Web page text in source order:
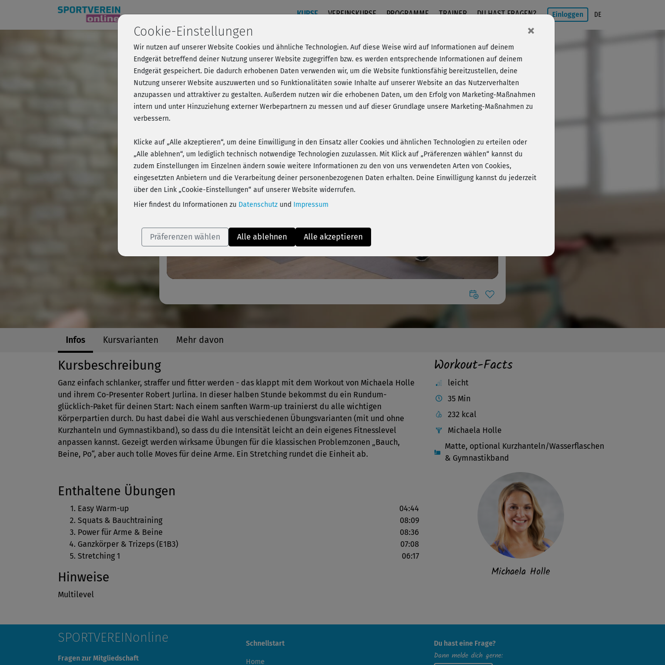
KURSE VEREINSKURSE PROGRAMME TRAINER DU HAST FRAGEN? Einloggen DE
Personal Trainer - Der Einstieg
Play
Video
Kursvorschau - Anmelden und alles trainieren! Einloggen
Infos Kursvarianten Mehr davon
Kursbeschreibung
Ganz einfach schlanker, straffer und fitter werden - das klappt mit dem Workout von Michaela Holle
und ihrem Co-Presenter Robert Jurlina. In dieser halben Stunde bekommst du ein Rundum-
glücklich-Paket für deinen Start: Nach einem sanften Warm-up trainierst du alle wichtigen
Körperpartien durch. Du hast dabei die Wahl aus verschiedenen Übungsvarianten (mit und ohne
Kurzhanteln und Gymnastikband), so dass du die Intensität leicht an dein eigenes Fitnesslevel
anpassen kannst. Gezeigt werden wirksame Übungen für die klassischen Problemzonen „Bauch,
Beine, Po“, aber auch tolle Moves für deine Arme. Ein Stretching rundet die Einheit ab.
Enthaltene Übungen
Easy Warm-up
04:44
Squats & Bauchtraining
08:09
Power für Arme & Beine
08:36
Ganzkörper & Trizeps (E1B3)
07:08
Stretching 1
06:17
Hinweise
Multilevel
Workout-Facts
leicht
35 Min
232 kcal
Michaela Holle
Matte, optional Kurzhanteln/Wasserflaschen
& Gymnastikband
Michaela Holle
SPORTVEREINonline
Fragen zur Mitgliedschaft
Schnellstart
Home
Du hast eine Frage?
Dann melde dich gerne:
Cookie-Einstellungen ×
Wir nutzen auf unserer Website Cookies und ähnliche Technologien. Auf diese Weise wird auf Informationen auf deinem
Endgerät betreffend deiner Nutzung unserer Website zugegriffen bzw. es werden entsprechende Informationen auf deinem
Endgerät gespeichert. Die dadurch erhobenen Daten verwenden wir, um die Website funktionsfähig bereitzustellen, deine
Nutzung unserer Website auszuwerten und so Funktionalitäten sowie Inhalte auf unserer Website an das Nutzerverhalten
anzupassen und attraktiver zu gestalten. Außerdem nutzen wir die erhobenen Daten, um den Erfolg von Marketing-Maßnahmen
intern und unter Hinzuziehung externer Werbepartnern zu messen und auf dieser Grundlage unsere Marketing-Maßnahmen zu
verbessern.
Klicke auf „Alle akzeptieren“, um deine Einwilligung in den Einsatz aller Cookies und ähnlichen Technologien zu erteilen oder
„Alle ablehnen“, um lediglich technisch notwendige Technologien zuzulassen. Mit Klick auf „Präferenzen wählen“ kannst du
zudem Einstellungen im Einzelnen ändern sowie weitere Informationen zu den von uns verwendeten Arten von Cookies,
eingesetzten Anbietern und die Verarbeitung deiner personenbezogenen Daten erhalten. Deine Einwilligung kannst du jederzeit
über den Link „Cookie-Einstellungen“ auf unserer Website widerrufen.
Hier findest du Informationen zu Datenschutz und Impressum
Präferenzen wählen Alle ablehnen Alle akzeptieren